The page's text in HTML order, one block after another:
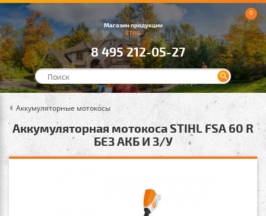
Магазин продукции
STIHL
8 495 212-05-27
0
Аккумуляторные мотокосы
Аккумуляторная мотокоса STIHL FSA 60 R
БЕЗ АКБ И З/У